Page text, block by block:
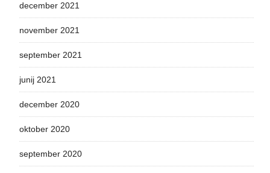
december 2021
november 2021
september 2021
junij 2021
december 2020
oktober 2020
september 2020